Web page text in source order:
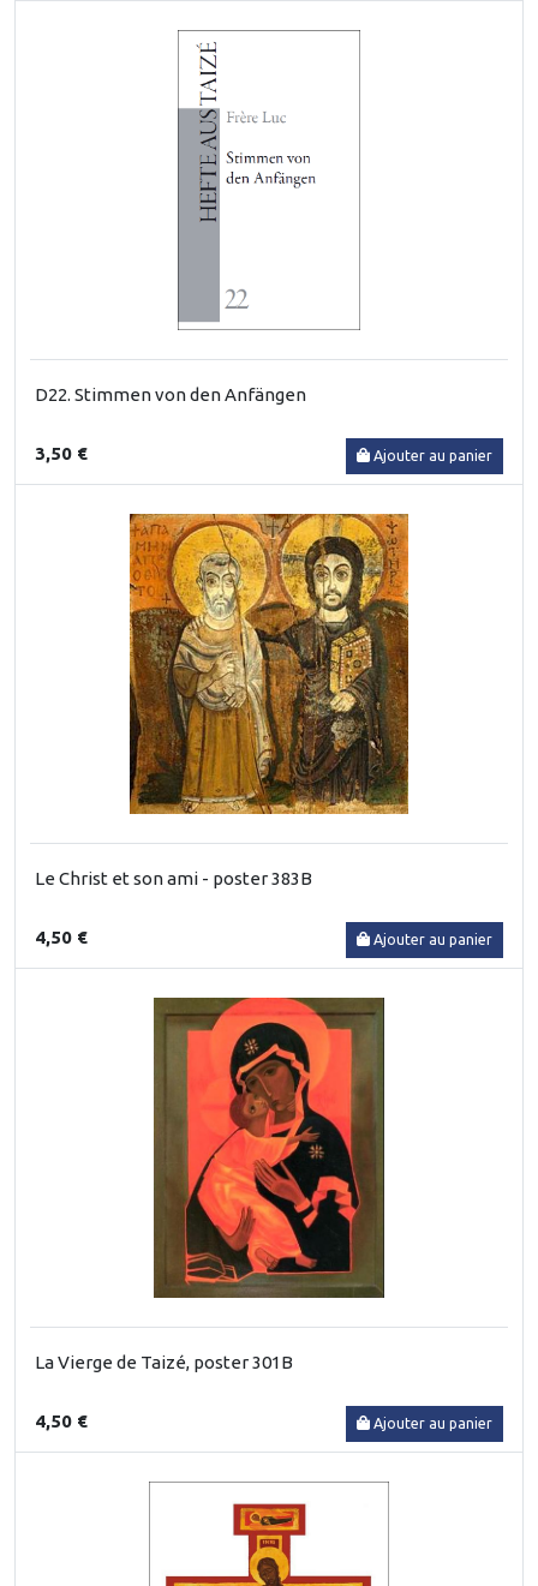
D22. Stimmen von den Anfängen
3,50 € Ajouter au panier
Le Christ et son ami - poster 383B
4,50 € Ajouter au panier
La Vierge de Taizé, poster 301B
4,50 € Ajouter au panier